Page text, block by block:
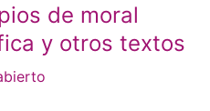
de moral
y otros textos